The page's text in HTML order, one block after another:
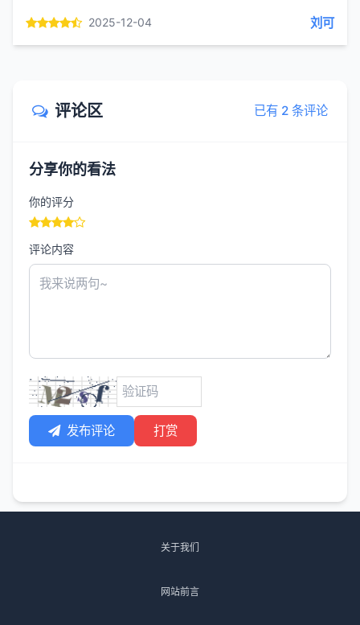
2025-12-04 刘可
评论区 已有 2 条评论
分享你的看法
你的评分
评论内容
发布评论 打赏
关于我们
网站前言